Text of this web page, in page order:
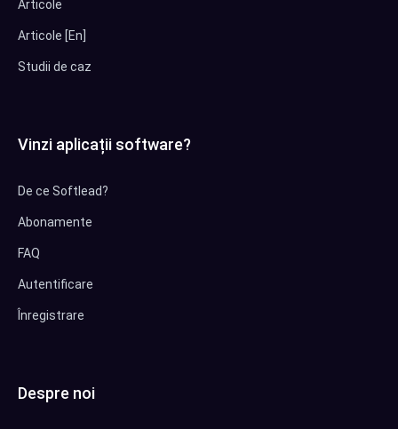
Articole
Articole [En]
Studii de caz
Vinzi aplicații software?
De ce Softlead?
Abonamente
FAQ
Autentificare
Înregistrare
Despre noi